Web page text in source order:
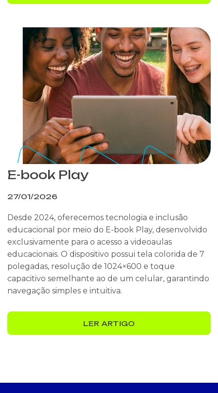
E-book Play
27/01/2026
Desde 2024, oferecemos tecnologia e inclusão
educacional por meio do E-book Play, desenvolvido
exclusivamente para o acesso a videoaulas
educacionais. O dispositivo possui tela colorida de 7
polegadas, resolução de 1024×600 e toque
capacitivo semelhante ao de um celular, garantindo
navegação simples e intuitiva.
LER ARTIGO